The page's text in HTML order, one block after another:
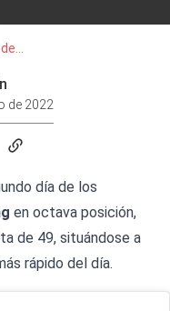
de 2022
día de los
en octava posición,
de 49, situándose a
rápido del día.